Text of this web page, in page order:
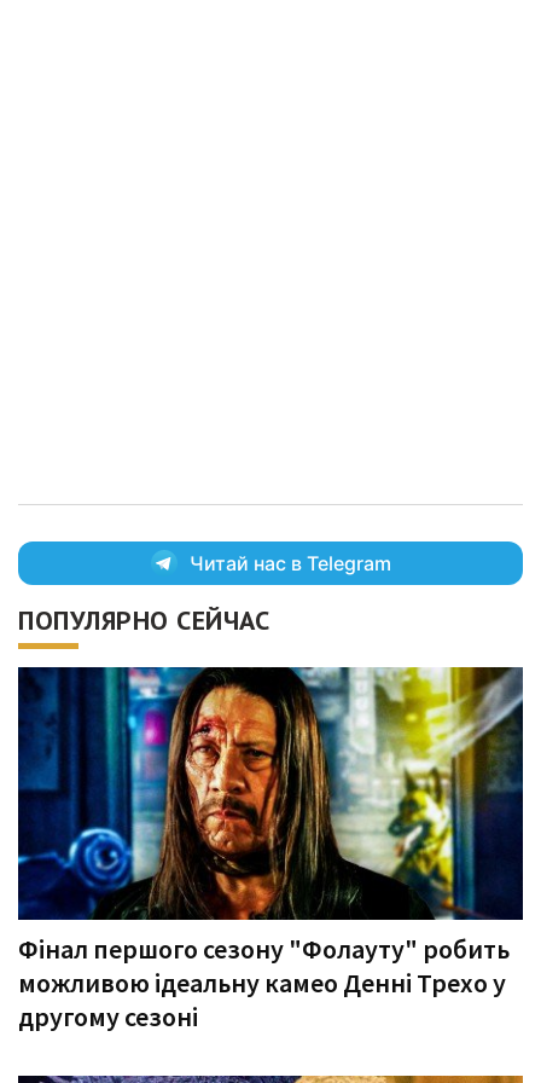
Читай нас в Telegram
ПОПУЛЯРНО СЕЙЧАС
Фінал першого сезону "Фолауту" робить
можливою ідеальну камео Денні Трехо у
другому сезоні